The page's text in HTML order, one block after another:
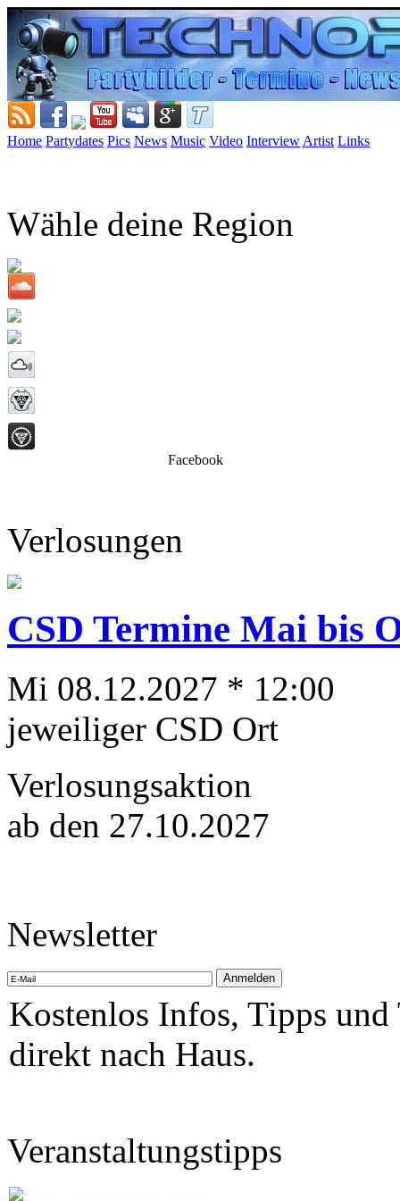
Home Partydates Pics News Music Video Interview Artist Links
Wähle deine Region
Facebook
Verlosungen
CSD Termine Mai bis
Mi 08.12.2027 * 12:00
jeweiliger CSD Ort
Verlosungsaktion
ab den 27.10.2027
Newsletter
Kostenlos Infos, Tipps
direkt nach Haus.
Veranstaltungstipps